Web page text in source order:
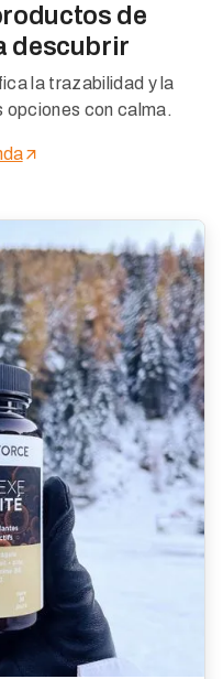
de
descubrir
la trazabilidad y la
opciones con calma.